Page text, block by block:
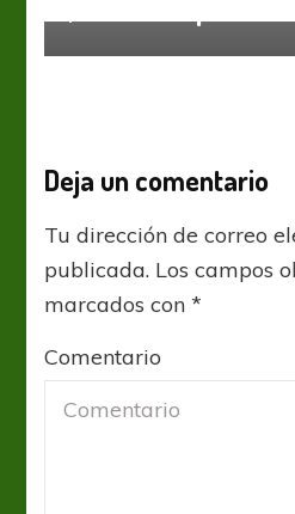
Deja un comentario
Tu dirección de correo
publicada. Los campos
marcados con*
Comentario